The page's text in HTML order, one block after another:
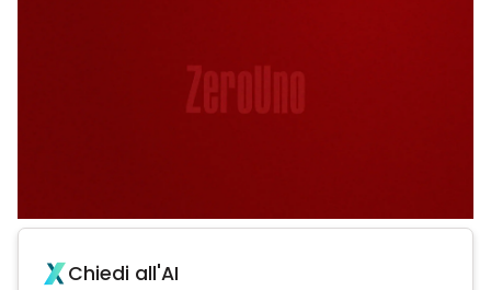
Chiedi all'AI